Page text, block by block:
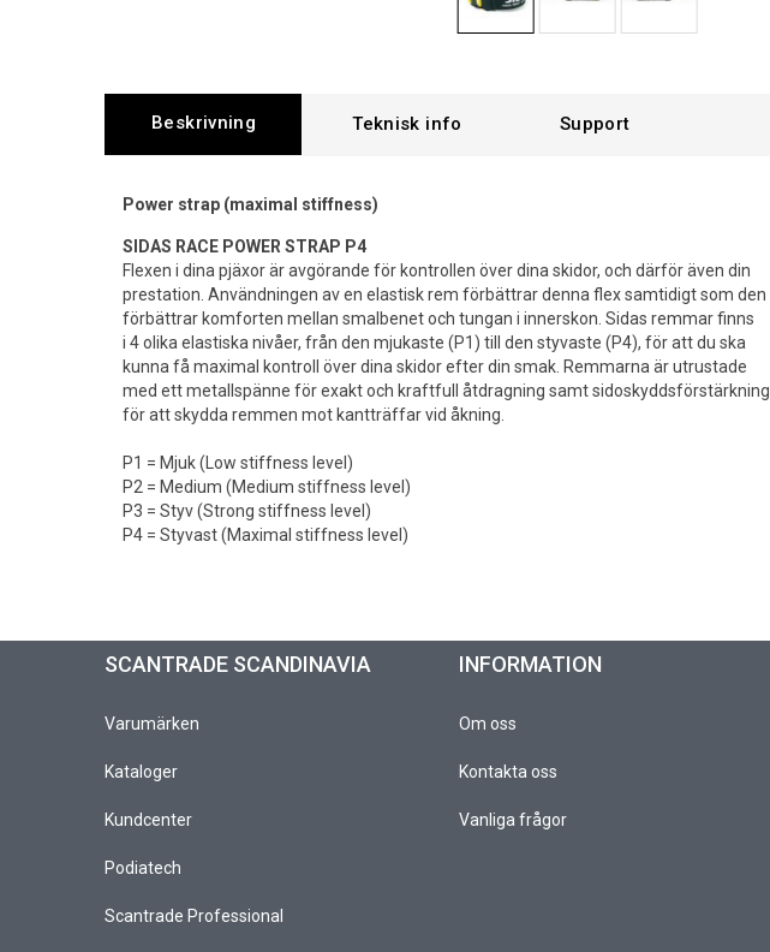
Beskrivning Support
Power strap (maximal stiffness)
SIDAS RACE POWER STRAP P4
Flexen i dina pjäxor är avgörande för kontrollen över dina skidor, och därför även din
prestation. Användningen av en elastisk rem förbättrar denna flex samtidigt som den
förbättrar komforten mellan smalbenet och tungan i innerskon. Sidas remmar finns
i 4 olika elastiska nivåer, från den mjukaste (P1) till den styvaste (P4), för att du ska
kunna få maximal kontroll över dina skidor efter din smak. Remmarna är utrustade
med ett metallspänne för exakt och kraftfull åtdragning samt sidoskyddsförstärkning
för att skydda remmen mot kantträffar vid åkning.
P1 = Mjuk (Low stiffness level)
P2 = Medium (Medium stiffness level)
P3 = Styv (Strong stiffness level)
P4 = Styvast (Maximal stiffness level)
SCANTRADE SCANDINAVIA
Varumärken
Kataloger
Kundcenter
Podiatech
Scantrade Professional
INFORMATION
Om oss
Kontakta oss
Vanliga frågor